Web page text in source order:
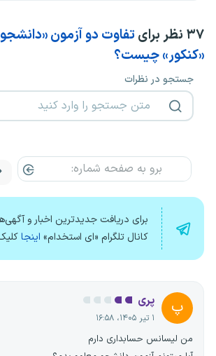
۳۷ نظر برایتفاوت دو آزمون
«کنکور» چیست؟
جستجو در نظرات
برای دریافت جدیدترین اخبار و
کانال تلگرام «ای استخدام» اینجا
پ پری
۱ تیر ۱۴۰۵، ۱۶:۵۸
من لیسانس حسابداری دارم